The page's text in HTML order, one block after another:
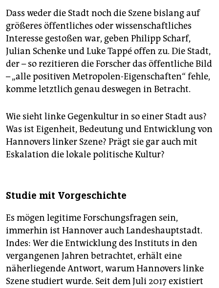
Dass weder die Stadt noch die Szene bislang auf
größeres öffentliches oder wissenschaftliches
Interesse gestoßen war, geben Philipp Scharf,
Julian Schenke und Luke Tappé offen zu. Die Stadt,
der – so rezitieren die Forscher das öffentliche Bild
– „alle positiven Metropolen-Eigenschaften“ fehle,
komme letztlich genau deswegen in Betracht.
Wie sieht linke Gegenkultur in so einer Stadt aus?
Was ist Eigenheit, Bedeutung und Entwicklung von
Hannovers linker Szene? Prägt sie gar auch mit
Eskalation die lokale politische Kultur?
Studie mit Vorgeschichte
Es mögen legitime Forschungsfragen sein,
immerhin ist Hannover auch Landeshauptstadt.
Indes: Wer die Entwicklung des Instituts in den
vergangenen Jahren betrachtet, erhält eine
näherliegende Antwort, warum Hannovers linke
Szene studiert wurde. Seit dem Juli 2017 existiert